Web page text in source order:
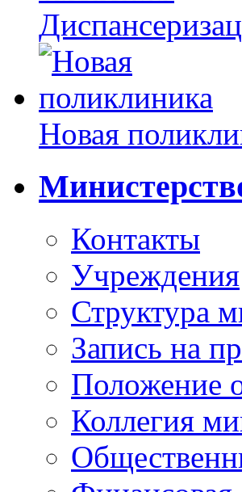
Новая
Контакты
Учреждения
Структура
Запись на
Положение
Коллегия